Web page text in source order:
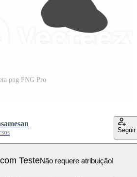
png PNG Pro
Seguir
TesteNão requere atribuição!